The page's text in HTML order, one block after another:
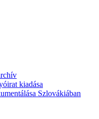
kiadása
Szlovákiában